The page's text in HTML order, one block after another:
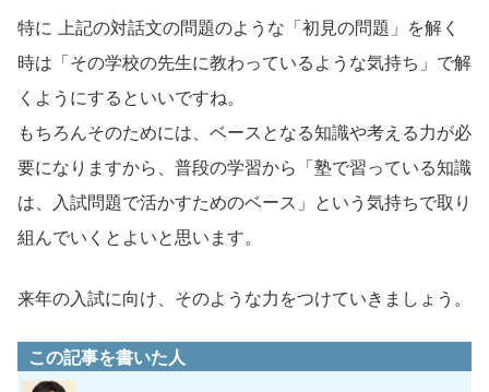
特に 上記の対話文の問題のような「初見の問題」を解く
時は「その学校の先生に教わっているような気持ち」で解
くようにするといいですね。
もちろんそのためには、ベースとなる知識や考える力が必
要になりますから、普段の学習から「塾で習っている知識
は、入試問題で活かすためのベース」という気持ちで取り
組んでいくとよいと思います。
来年の入試に向け、そのような力をつけていきましょう。
この記事を書いた人